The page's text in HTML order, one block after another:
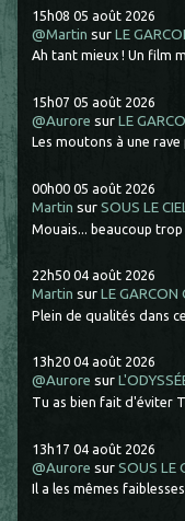
15h08 05 août 2026
@Martin surLE
Ah tant mieux ! Un film
15h07 05 août 2026
@Aurore surLE
Les moutons à une
00h00 05 août 2026
Martin surSOUS LE
Mouais... beaucoup trop
22h50 04 août 2026
Martin surLE GARCON
Plein de qualités dans
13h20 04 août 2026
@Aurore sur
Tu as bien fait d'éviter
13h17 04 août 2026
@Aurore surSOUS LE
Il a les mêmes